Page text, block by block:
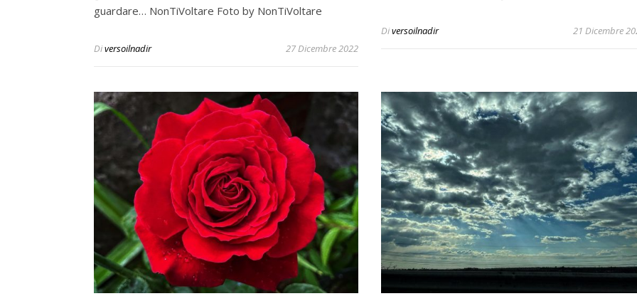
guardare… NonTiVoltare Foto by NonTiVoltare
Diversoilnadir 27 Dicembre 2022
Diversoilnadir 21 Dicembre